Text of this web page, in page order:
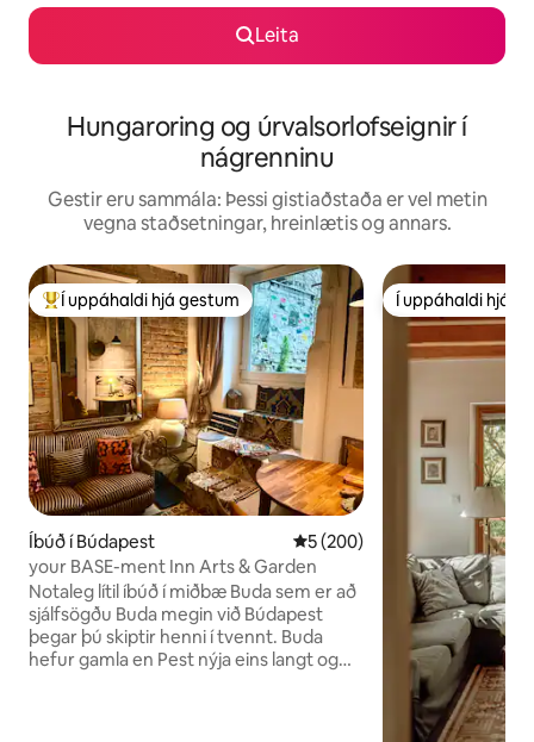
Leita
Hungaroring og úrvalsorlofseignir í
nágrenninu
Gestir eru sammála: Þessi gistiaðstaða er vel metin
vegna staðsetningar, hreinlætis og annars.
Í mestu uppáhaldi hjá gestum
Í uppáhaldi hjá gestum
Íbúð í Búdapest 5 af 5 í meðaleinkunn, 200
5 (200)
your BASE-ment Inn Arts & Garden
Notaleg lítil íbúð í miðbæ Buda sem er að
sjálfsögðu Buda megin við Búdapest
þegar þú skiptir henni í tvennt. Buda
hefur gamla en Pest nýja eins langt og
Í uppáhaldi hjá
Í uppáhaldi hjá